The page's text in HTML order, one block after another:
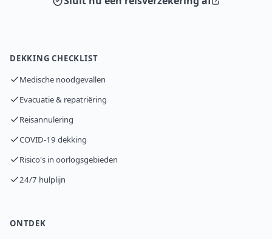
DEKKING CHECKLIST
Medische noodgevallen
Evacuatie & repatriëring
Reisannulering
COVID-19 dekking
Risico's in oorlogsgebieden
24/7 hulplijn
ONTDEK